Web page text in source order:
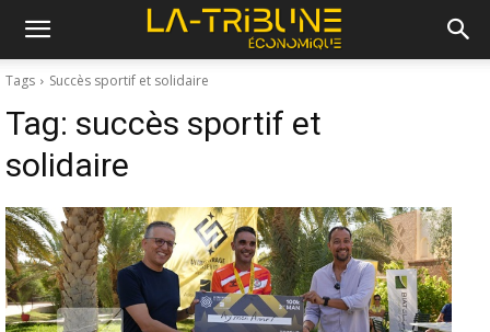
Tags Succès sportif et solidaire
Tag: succès sportif et
solidaire